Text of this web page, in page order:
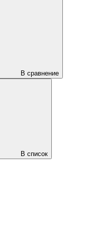
В сравнение
В список